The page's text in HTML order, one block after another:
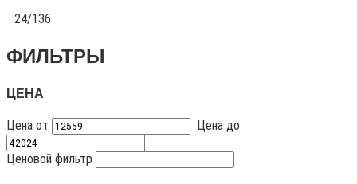
24/136
ФИЛЬТРЫ
ЦЕНА
Цена от Цена до
Ценовой фильтр